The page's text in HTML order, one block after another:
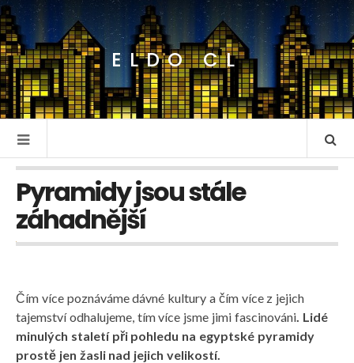
ELDO CL
Pyramidy jsou stále
záhadnější
Čím více poznáváme dávné kultury a čím více z jejich
tajemství odhalujeme, tím více jsme jimi fascinováni. Lidé
minulých staletí při pohledu na egyptské pyramidy
prostě jen žasli nad jejich velikostí.